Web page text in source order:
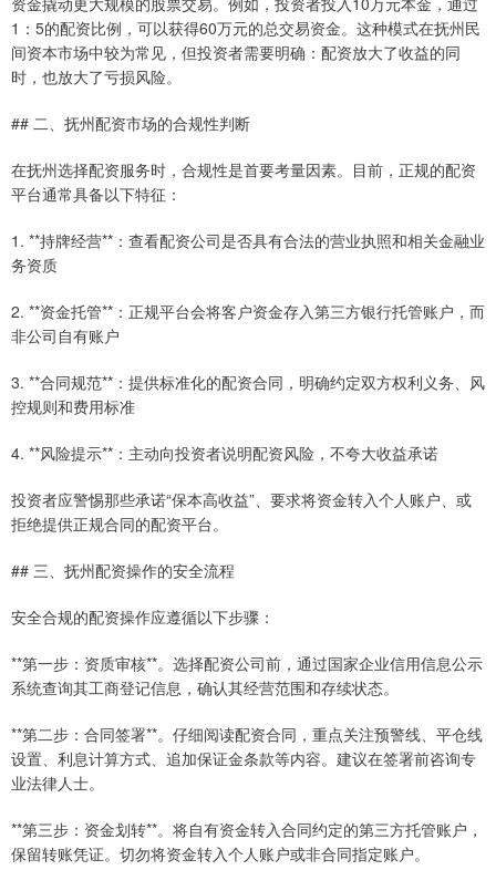
1：5的配资比例，可以获得60万元的总交易资金。这种模式在抚州民
间资本市场中较为常见，但投资者需要明确：配资放大了收益的同
时，也放大了亏损风险。
## 二、抚州配资市场的合规性判断
在抚州选择配资服务时，合规性是首要考量因素。目前，正规的配资
平台通常具备以下特征：
1. **持牌经营**：查看配资公司是否具有合法的营业执照和相关金融业
务资质
2. **资金托管**：正规平台会将客户资金存入第三方银行托管账户，而
非公司自有账户
3. **合同规范**：提供标准化的配资合同，明确约定双方权利义务、风
控规则和费用标准
4. **风险提示**：主动向投资者说明配资风险，不夸大收益承诺
投资者应警惕那些承诺“保本高收益”、要求将资金转入个人账户、或
拒绝提供正规合同的配资平台。
## 三、抚州配资操作的安全流程
安全合规的配资操作应遵循以下步骤：
**第一步：资质审核**。选择配资公司前，通过国家企业信用信息公示
系统查询其工商登记信息，确认其经营范围和存续状态。
**第二步：合同签署**。仔细阅读配资合同，重点关注预警线、平仓线
设置、利息计算方式、追加保证金条款等内容。建议在签署前咨询专
业法律人士。
**第三步：资金划转**。将自有资金转入合同约定的第三方托管账户，
保留转账凭证。切勿将资金转入个人账户或非合同指定账户。